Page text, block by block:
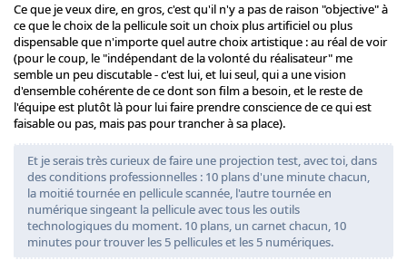
Ce que je veux dire, en gros, c'est qu'il n'y a pas de raison "objective" à
ce que le choix de la pellicule soit un choix plus artificiel ou plus
dispensable que n'importe quel autre choix artistique : au réal de voir
(pour le coup, le "indépendant de la volonté du réalisateur" me
semble un peu discutable - c'est lui, et lui seul, qui a une vision
d'ensemble cohérente de ce dont son film a besoin, et le reste de
l'équipe est plutôt là pour lui faire prendre conscience de ce qui est
faisable ou pas, mais pas pour trancher à sa place).
Et je serais très curieux de faire une projection test, avec toi, dans
des conditions professionnelles : 10 plans d'une minute chacun,
la moitié tournée en pellicule scannée, l'autre tournée en
numérique singeant la pellicule avec tous les outils
technologiques du moment. 10 plans, un carnet chacun, 10
minutes pour trouver les 5 pellicules et les 5 numériques.